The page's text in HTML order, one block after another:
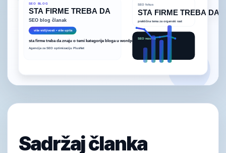
Sadržaj članka